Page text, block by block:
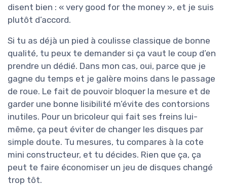
disent bien : « very good for the money », et je suis
plutôt d’accord.
Si tu as déjà un pied à coulisse classique de bonne
qualité, tu peux te demander si ça vaut le coup d’en
prendre un dédié. Dans mon cas, oui, parce que je
gagne du temps et je galère moins dans le passage
de roue. Le fait de pouvoir bloquer la mesure et de
garder une bonne lisibilité m’évite des contorsions
inutiles. Pour un bricoleur qui fait ses freins lui-
même, ça peut éviter de changer les disques par
simple doute. Tu mesures, tu compares à la cote
mini constructeur, et tu décides. Rien que ça, ça
peut te faire économiser un jeu de disques changé
trop tôt.